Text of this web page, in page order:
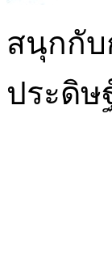
สนุกกับ
ประดิษ